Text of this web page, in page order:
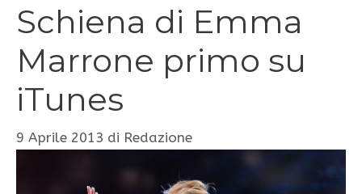
Schiena di Emma
Marrone primo su
iTunes
9 Aprile 2013 di Redazione